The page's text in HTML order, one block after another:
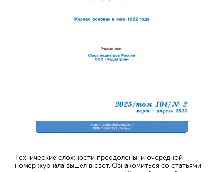
Технические сложности преодолены, и очередной
номер журнала вышел в свет. Ознакомиться со статьями